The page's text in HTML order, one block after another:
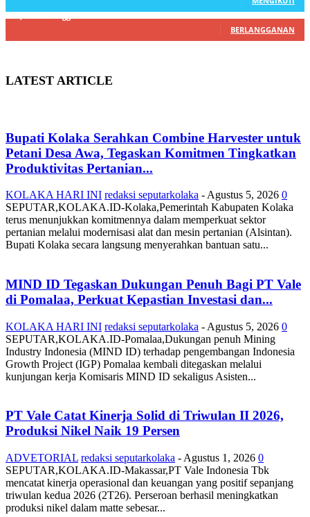
BERLANGGANAN
LATEST ARTICLE
Bupati Kolaka Serahkan Combine Harvester untuk
Petani Desa Awa, Tegaskan Komitmen Tingkatkan
Produktivitas Pertanian...
KOLAKA HARI INI redaksi seputarkolaka - Agustus 5, 2026 0
SEPUTAR,KOLAKA.ID-Kolaka,Pemerintah Kabupaten Kolaka
terus menunjukkan komitmennya dalam memperkuat sektor
pertanian melalui modernisasi alat dan mesin pertanian (Alsintan).
Bupati Kolaka secara langsung menyerahkan bantuan satu...
MIND ID Tegaskan Dukungan Penuh Bagi PT Vale
di Pomalaa, Perkuat Kepastian Investasi dan...
KOLAKA HARI INI redaksi seputarkolaka - Agustus 5, 2026 0
SEPUTAR,KOLAKA.ID-Pomalaa,Dukungan penuh Mining
Industry Indonesia (MIND ID) terhadap pengembangan Indonesia
Growth Project (IGP) Pomalaa kembali ditegaskan melalui
kunjungan kerja Komisaris MIND ID sekaligus Asisten...
PT Vale Catat Kinerja Solid di Triwulan II 2026,
Produksi Nikel Naik 19 Persen
ADVETORIAL redaksi seputarkolaka - Agustus 1, 2026 0
SEPUTAR,KOLAKA.ID-Makassar,PT Vale Indonesia Tbk
mencatat kinerja operasional dan keuangan yang positif sepanjang
triwulan kedua 2026 (2T26). Perseroan berhasil meningkatkan
produksi nikel dalam matte sebesar...